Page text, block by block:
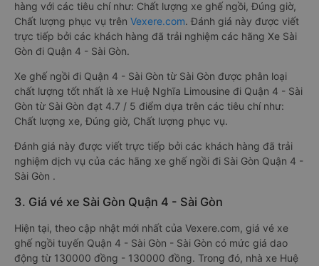
hàng với các tiêu chí như: Chất lượng xe ghế ngồi, Đúng giờ,
Chất lượng phục vụ trên Vexere.com. Đánh giá này được viết
trực tiếp bởi các khách hàng đã trải nghiệm các hãng Xe Sài
Gòn đi Quận 4 - Sài Gòn.
Xe ghế ngồi đi Quận 4 - Sài Gòn từ Sài Gòn được phân loại
chất lượng tốt nhất là xe Huệ Nghĩa Limousine đi Quận 4 - Sài
Gòn từ Sài Gòn đạt 4.7 / 5 điểm dựa trên các tiêu chí như:
Chất lượng xe, Đúng giờ, Chất lượng phục vụ.
Đánh giá này được viết trực tiếp bởi các khách hàng đã trải
nghiệm dịch vụ của các hãng xe ghế ngồi đi Sài Gòn Quận 4 -
Sài Gòn .
3. Giá vé xe Sài Gòn Quận 4 - Sài Gòn
Hiện tại, theo cập nhật mới nhất của Vexere.com, giá vé xe
ghế ngồi tuyến Quận 4 - Sài Gòn - Sài Gòn có mức giá dao
động từ 130000 đồng - 130000 đồng. Trong đó, nhà xe Huệ